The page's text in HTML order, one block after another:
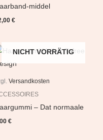
middel
€
NICHT VORRÄTIG
Versandkosten
– Dat normaale
€